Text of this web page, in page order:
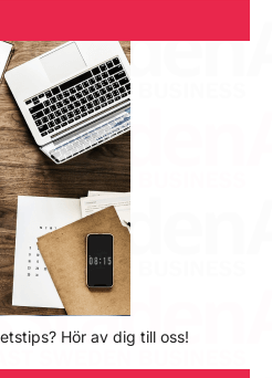
Hör av dig till oss!